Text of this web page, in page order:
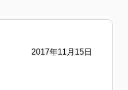
2017年11月15日